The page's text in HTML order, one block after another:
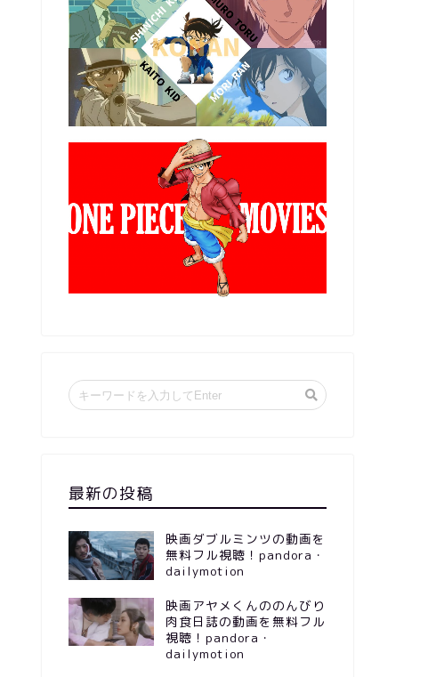
最新の投稿
映画ダブルミンツの動画を
無料フル視聴！pandora・
dailymotion
映画アヤメくんののんびり
肉食日誌の動画を無料フル
視聴！pandora・
dailymotion